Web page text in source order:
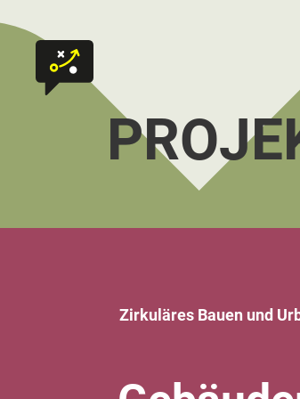
Zur Startseite
Zirkuläres Bauen und